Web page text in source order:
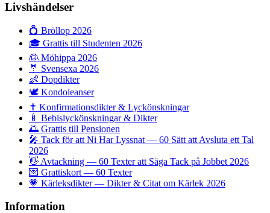
Livshändelser
💍 Bröllop 2026
🎓 Grattis till Studenten 2026
👰 Möhippa 2026
🤵 Svensexa 2026
👶 Dopdikter
🕊️ Kondoleanser
✝️ Konfirmationsdikter & Lyckönskningar
🍼 Bebislyckönskningar & Dikter
🌅 Grattis till Pensionen
🎤 Tack för att Ni Har Lyssnat — 60 Sätt att Avsluta ett Tal
2026
👋 Avtackning — 60 Texter att Säga Tack på Jobbet 2026
💌 Grattiskort — 60 Texter
💗 Kärleksdikter — Dikter & Citat om Kärlek 2026
Information